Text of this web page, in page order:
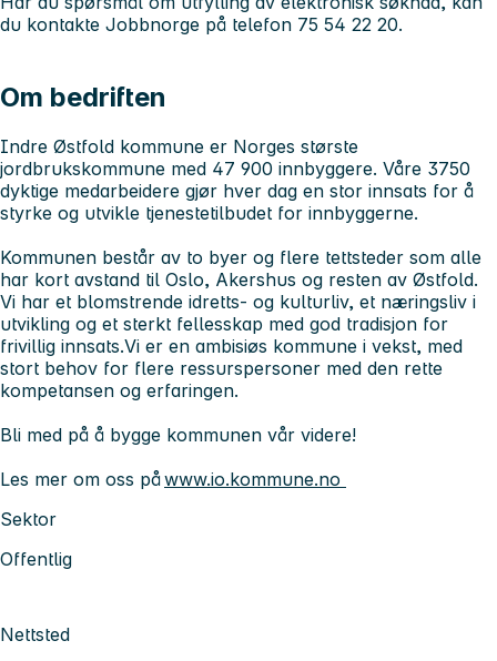
du kontakte Jobbnorge på telefon 75 54 22 20.
Om bedriften
Indre Østfold kommune er Norges største
jordbrukskommune med 47 900 innbyggere. Våre 3750
dyktige medarbeidere gjør hver dag en stor innsats for å
styrke og utvikle tjenestetilbudet for innbyggerne.
Kommunen består av to byer og flere tettsteder som alle
har kort avstand til Oslo, Akershus og resten av Østfold.
Vi har et blomstrende idretts- og kulturliv, et næringsliv i
utvikling og et sterkt fellesskap med god tradisjon for
frivillig innsats.Vi er en ambisiøs kommune i vekst, med
stort behov for flere ressurspersoner med den rette
kompetansen og erfaringen.
Bli med på å bygge kommunen vår videre!
Les mer om oss påwww.io.kommune.no
Sektor
Offentlig
Nettsted